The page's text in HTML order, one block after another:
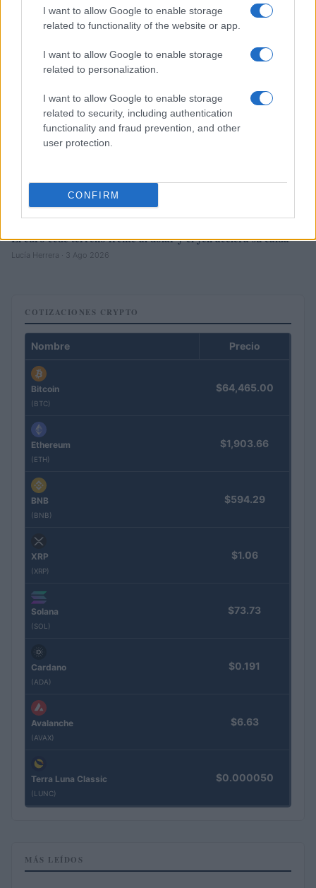
I want to allow Google to enable storage
related to functionality of the website or app.
I want to allow Google to enable storage
related to personalization.
I want to allow Google to enable storage
related to security, including authentication
functionality and fraud prevention, and other
user protection.
CONFIRM
Lucía Herrera · 4 Ago 2026
El euro cede terreno frente al dólar y el yen acelera su caída
Lucía Herrera · 3 Ago 2026
COTIZACIONES CRYPTO
Nombre Precio
Bitcoin
(BTC)
$64,465.00
Ethereum
(ETH)
$1,903.66
BNB
(BNB)
$594.29
XRP
(XRP)
$1.06
Solana
(SOL)
$73.73
Cardano
(ADA)
$0.191
Avalanche
(AVAX)
$6.63
Terra Luna Classic
(LUNC)
$0.000050
MÁS LEÍDOS